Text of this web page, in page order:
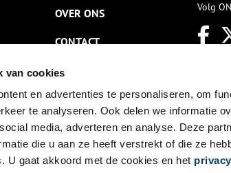
van cookies
en advertenties te personaliseren, om
te analyseren. Ook delen we informatie
media, adverteren en analyse. Deze
die u aan ze heeft verstrekt of die ze
U gaat akkoord met de cookies en het
OVER ONS
CONTACT
NIEUWSBRIEF
DISCLAIMER
PRIVACY
TOEGANKELIJKHEID
Volg